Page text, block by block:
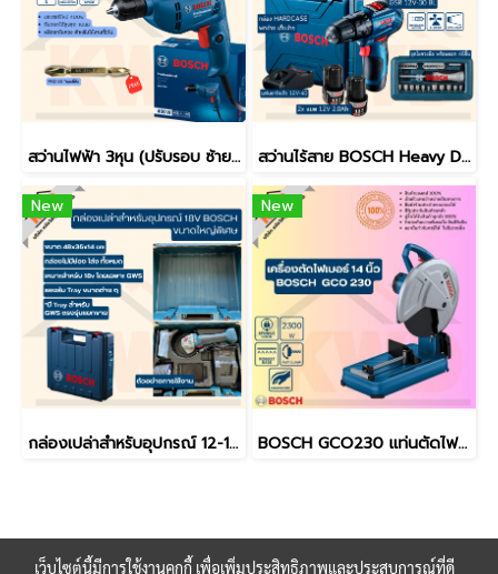
สว่านไฟฟ้า 3หุน (ปรับรอบ ซ้าย-ขวา) 2,800 รอบ 400 วัตต์ BOSCH GBM400 รุ่นใหม่ล่าสุด สว่านไร้สาย BOSCH Heavy DUTY อึด ทน ถึก ใช้ได้ทุกงาน ไร้แปรงถ่าน GSR12V-30 (ประกันศูนย์/ส่งฟรี)
New
กล่องเปล่าสำหรับอุปกรณ์ 12-18V BOSCH ขนาดเล็ก ขนาดใหญ่ ขนาดใหญ่พิเศษ / 45x35x12cm หรือ 48x35x14cm (ของแท้)
New
BOSCH GCO230 แท่นตัดไฟเบอร์/ไฟเบอร์ตัดเหล็ก 14นิ้ว (เฉพาะเครื่อง) (ของแท้ประกันศูนย์/พร้อมส่ง)
เว็บไซต์นี้มีการใช้งานคุกกี้ เพื่อเพิ่มประสิทธิภาพและประสบการณ์ที่ดี